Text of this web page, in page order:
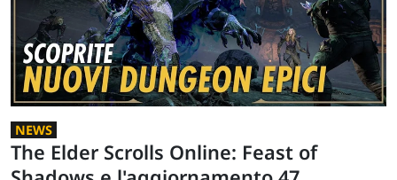
NEWS
The Elder Scrolls Online: Feast of